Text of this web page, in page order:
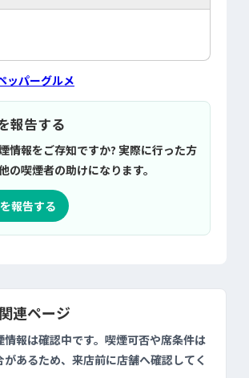
ッパーグルメ
報告する
情報をご存知ですか? 実際に行った方
の喫煙者の助けになります。
報告する
連ページ
情報は確認中です。喫煙可否や席条件は
あるため、来店前に店舗へ確認してく